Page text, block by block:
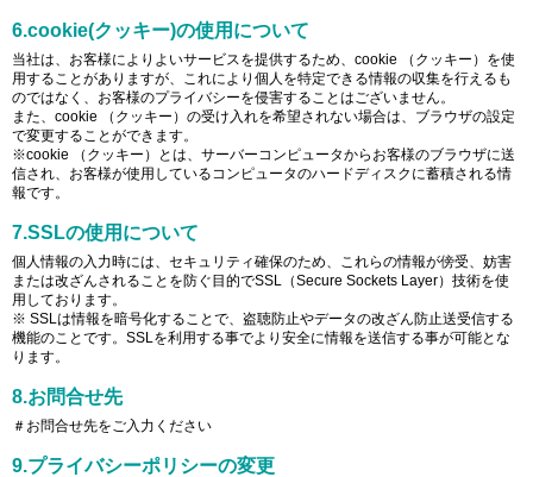
6.cookie(クッキー)の使用について
当社は、お客様によりよいサービスを提供するため、cookie （クッキー）を使
用することがありますが、これにより個人を特定できる情報の収集を行えるも
のではなく、お客様のプライバシーを侵害することはございません。
また、cookie （クッキー）の受け入れを希望されない場合は、ブラウザの設定
で変更することができます。
※cookie （クッキー）とは、サーバーコンピュータからお客様のブラウザに送
信され、お客様が使用しているコンピュータのハードディスクに蓄積される情
報です。
7.SSLの使用について
個人情報の入力時には、セキュリティ確保のため、これらの情報が傍受、妨害
または改ざんされることを防ぐ目的でSSL（Secure Sockets Layer）技術を使
用しております。
※ SSLは情報を暗号化することで、盗聴防止やデータの改ざん防止送受信する
機能のことです。SSLを利用する事でより安全に情報を送信する事が可能とな
ります。
8.お問合せ先
＃お問合せ先をご入力ください
9.プライバシーポリシーの変更